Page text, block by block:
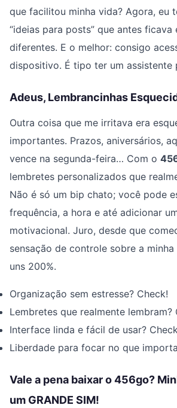
que facilitou minha vida? Agora, eu
“ideias para posts” que antes ficava
diferentes. E o melhor: consigo
dispositivo. É tipo ter um assistente
Adeus, Lembrancinhas
Outra coisa que me irritava era
importantes. Prazos, aniversários,
vence na segunda-feira… Com o
lembretes personalizados que
Não é só um bip chato; você pode
frequência, a hora e até adicionar
motivacional. Juro, desde que
sensação de controle sobre a
uns 200%.
Organização sem estresse? Check!
Lembretes que realmente lembram?
Interface linda e fácil de usar?
Liberdade para focar no que
Vale a pena baixar o 456go?
um GRANDE SIM!